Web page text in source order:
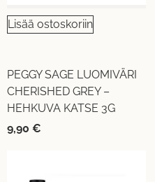
Lisää ostoskoriin
PEGGY SAGE LUOMIVÄRI
CHERISHED GREY –
HEHKUVA KATSE 3G
9,90 €